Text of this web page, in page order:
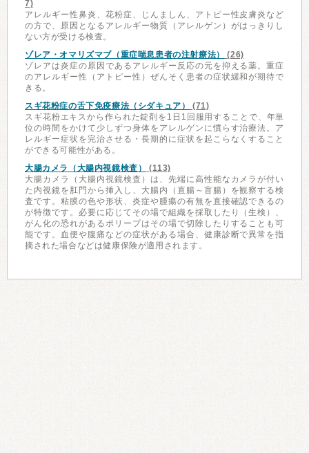
7)
アレルギー性鼻炎、花粉症、じんましん、アトピー性皮膚炎など
の方で、原因となるアレルギー物質（アレルゲン）がはっきりし
ない方が受ける検査。
ゾレア・オマリズマブ（重症喘息患者の注射療法）
(26)
ゾレアは炎症の原因であるアレルギー反応の元を抑える薬。重症
のアレルギー性（アトピー性）ぜんそく患者の症状緩和が期待で
きる。
スギ花粉症の舌下免疫療法（シダキュア）
(71)
スギ花粉エキスから作られた錠剤を1日1回服用することで、年単
位の時間をかけて少しずつ身体をアレルゲンに慣らす治療法。ア
レルギー症状を完治させる・長期的に症状を起こらなくすること
ができる可能性がある。
大腸カメラ（大腸内視鏡検査）
(113)
大腸カメラ（大腸内視鏡検査）は、先端に高性能なカメラが付い
た内視鏡を肛門から挿入し、大腸内（直腸～盲腸）を観察する検
査です。粘膜の色や形状、炎症や腫瘍の有無を直接確認できるの
が特徴です。必要に応じてその場で組織を採取したり（生検）、
がん化の恐れがあるポリープはその場で切除したりすることも可
能です。血便や腹痛などの症状がある場合、健康診断で異常を指
摘された場合などは健康保険が適用されます。